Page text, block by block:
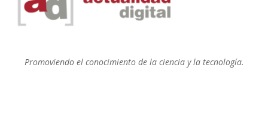
Promoviendo el conocimiento de la ciencia y la tecnología.